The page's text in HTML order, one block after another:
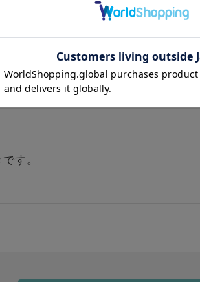
半衿『tenitol』
す。実際のお仕立てとは異なります。
す。